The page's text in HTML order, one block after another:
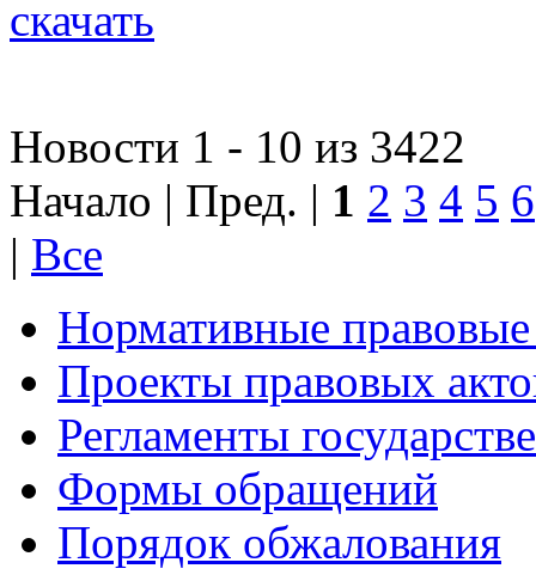
скачать
Новости 1 - 10 из 3422
Начало | Пред. | 1 2 3 4 5 6
| Все
Нормативные
Проекты правовых
Регламенты
Формы обращений
Порядок обжалования